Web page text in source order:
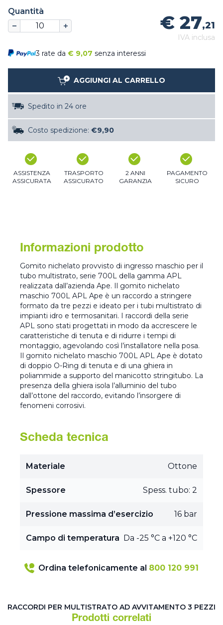
Quantità
€ 27,21
IVA inclusa
3 rate da € 9,07 senza interessi
AGGIUNGI AL CARRELLO
Spedito in 24 ore
Costo spedizione: €9,90
ASSISTENZA
ASSICURATA
TRASPORTO
ASSICURATO
2 ANNI
GARANZIA
PAGAMENTO
SICURO
Informazioni prodotto
Gomito nichelato provvisto di ingresso maschio per il
tubo multistrato, serie 700L della gamma APL
realizzata dall’azienda Ape. Il gomito nichelato
maschio 700L APL Ape è un raccordo a stringere
formato da tre pezzi e ideato per i tubi multistrato di
impianti idro e termosanitari. I raccordi della serie
APL sono stati progettati in modo da accrescere le
caratteristiche di tenuta e di ridurre i tempi di
montaggio, agevolando così l’installatore nella posa.
Il gomito nichelato maschio 700L APL Ape è dotato
di doppio O-Ring di tenuta e di una ghiera in
poliammide a supporto del manicotto stringitubo. La
presenza della ghiera isola l’alluminio del tubo
dall’ottone del raccordo, evitando l’insorgere di
fenomeni corrosivi.
Scheda tecnica
Materiale Ottone
Spessore Spess. tubo: 2
Pressione massima d’esercizio 16 bar
Campo di temperatura Da -25 °C a +120 °C
Ordina telefonicamente al 800 120 991
RACCORDI PER MULTISTRATO AD AVVITAMENTO 3 PEZZI
Prodotti correlati